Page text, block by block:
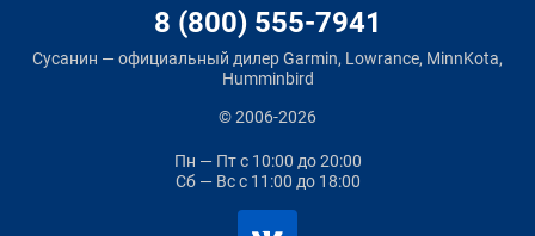
8 (800) 555-7941
Сусанин — официальный дилер Garmin, Lowrance, MinnKota,
Humminbird
© 2006-2026
Пн — Птс 10:00 до 20:00
Сб — Всс 11:00 до 18:00